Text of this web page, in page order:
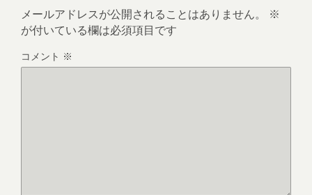
メールアドレスが公開されることはありません。
※
が付いている欄は必須項目です
コメント ※